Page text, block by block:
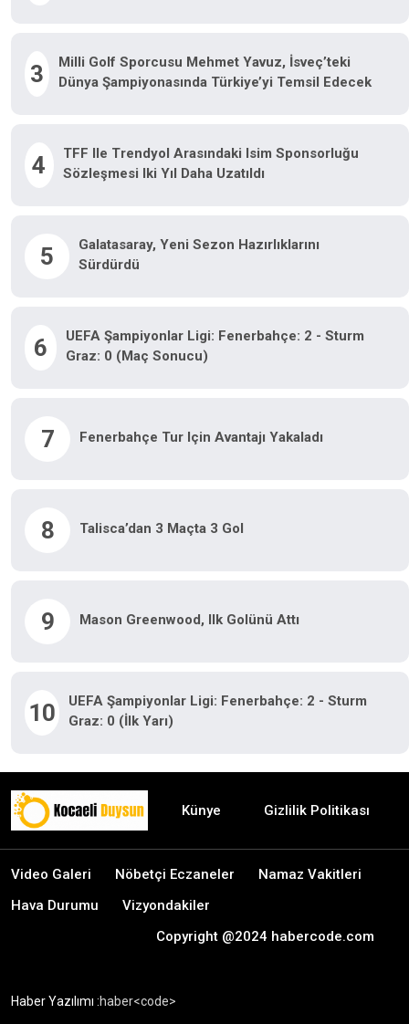
3
Milli Golf Sporcusu Mehmet Yavuz, İsveç’teki
Dünya Şampiyonasında Türkiye’yi Temsil Edecek
4
TFF Ile Trendyol Arasındaki Isim Sponsorluğu
Sözleşmesi Iki Yıl Daha Uzatıldı
5
Galatasaray, Yeni Sezon Hazırlıklarını
Sürdürdü
6
UEFA Şampiyonlar Ligi: Fenerbahçe: 2 - Sturm
Graz: 0 (Maç Sonucu)
7 Fenerbahçe Tur Için Avantajı Yakaladı
8 Talisca’dan 3 Maçta 3 Gol
9 Mason Greenwood, Ilk Golünü Attı
10
UEFA Şampiyonlar Ligi: Fenerbahçe: 2 - Sturm
Graz: 0 (İlk Yarı)
Künye Gizlilik Politikası
Video Galeri Nöbetçi Eczaneler
Namaz Vakitleri
Hava Durumu
Vizyondakiler
Copyright @2024 habercode.com
Haber Yazılımı :haber<code>